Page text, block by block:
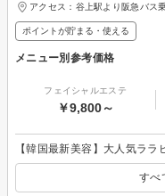
アクセス：谷上駅より阪急バス
ポイントが貯まる・使える
メニュー別参考価格
フェイシャルエステ
￥9,800～
【韓国最新美容】大人気ラ
すべ